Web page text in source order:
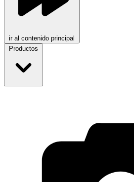
ir al contenido principal
Productos